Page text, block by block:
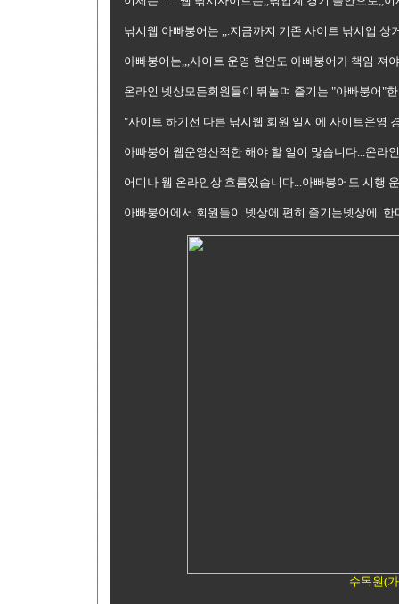
낚시웹 아빠붕어는 ,,.지금까지 기존 사이트 낚시업
아빠붕어는,,,사이트 운영 현안도 아빠붕어가 책임 져
온라인 넷상모든회원들이 뛰놀며 즐기는 "아빠붕어"
"사이트 하기전 다른 낚시웹 회원 일시에 사이트운영
아빠붕어 웹운영산적한 해야 할 일이 많습니다...온라
어디나 웹 온라인상 흐름있습니다...아빠붕어도 시행
아빠붕어에서 회원들이 넷상에 편히 즐기는넷상에 한
수목원(